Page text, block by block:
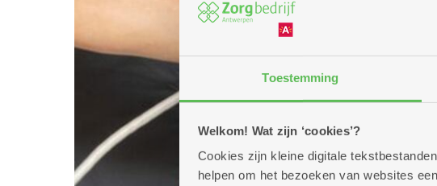
Toestemming
Welkom! Wat zijn ‘cookies’?
Cookies zijn kleine digitale
helpen om het bezoeken van websites